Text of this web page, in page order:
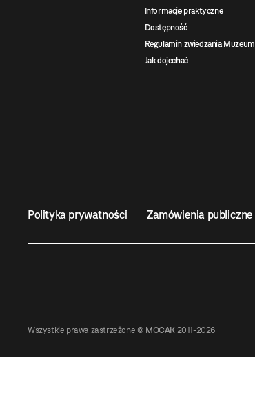
Informacje praktyczne
Dostępność
Regulamin zwiedzania Muzeum
Jak dojechać
Polityka prywatności Zamówienia publiczne
Wszystkie prawa zastrzeżone © MOCAK 2011-2026